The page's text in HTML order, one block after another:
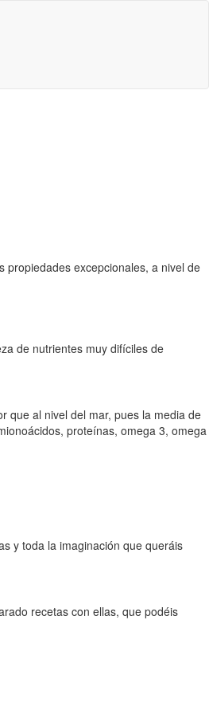
propiedades excepcionales, a nivel de
de nutrientes muy difíciles de
que al nivel del mar, pues la media de
proteínas, omega 3, omega
y toda la imaginación que queráis
recetas con ellas, que podéis